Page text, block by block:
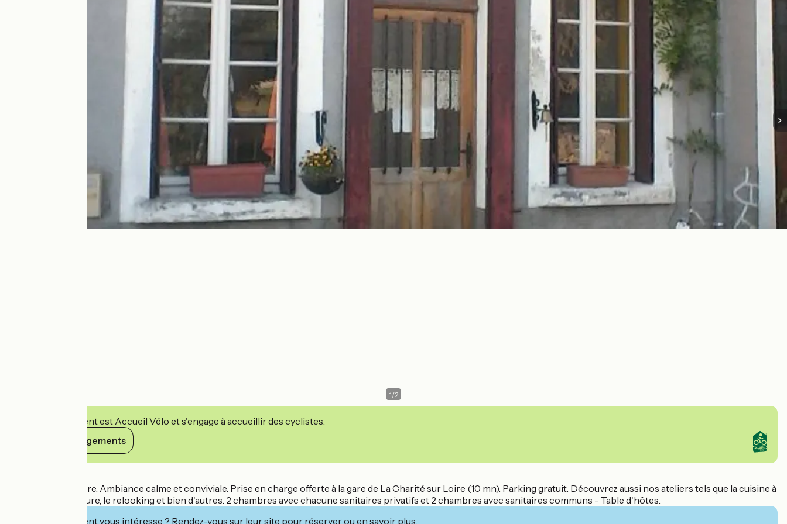
1/2
Cet établissement est Accueil Vélo et s'engage à accueillir des cyclistes.
Voir ses engagements
Proche de Sancerre. Ambiance calme et conviviale. Prise en charge offerte à la gare de La Charité sur Loire (10 mn). Parking gratuit. Découvrez aussi nos ateliers tels que la cuisine à
l'ancienne, la couture, le relooking et bien d'autres. 2 chambres avec chacune sanitaires privatifs et 2 chambres avec sanitaires communs - Table d'hôtes.
Cet établissement vous intéresse ? Rendez-vous sur leur site pour réserver ou en savoir plus.